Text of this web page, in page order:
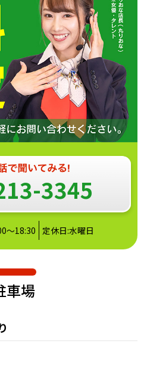
3345
～18:30 定休日:水曜日
車場